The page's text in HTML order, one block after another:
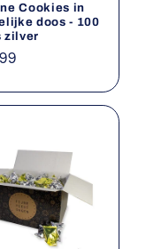
Cookies in
doos - 100
zilver